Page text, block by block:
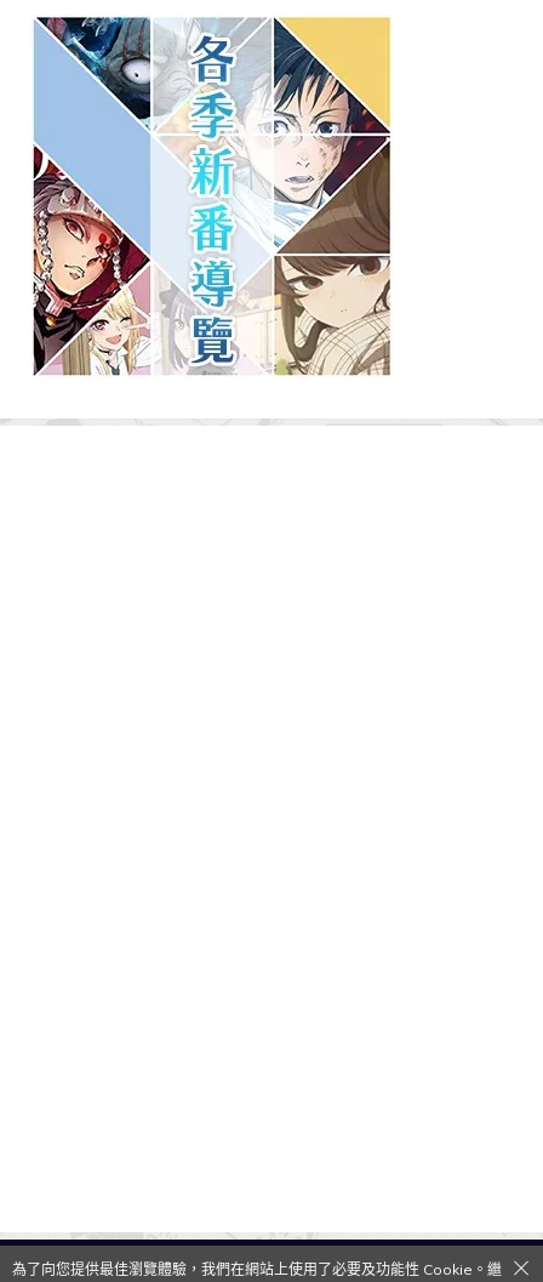
為了向您提供最佳瀏覽體驗，我們在網站上使用了必要及功能性 Cookie。繼